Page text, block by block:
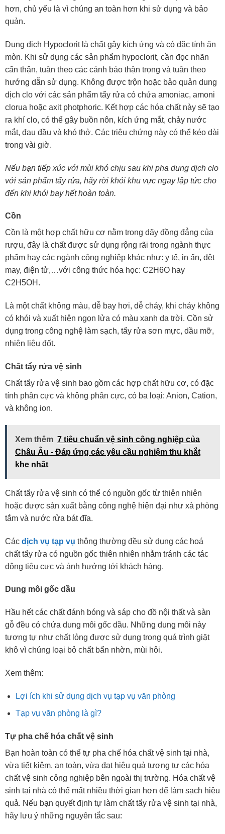
hơn, chủ yếu là vì chúng an toàn hơn khi sử dụng và bảo
quản.
Dung dịch Hypoclorit là chất gây kích ứng và có đặc tính ăn
mòn. Khi sử dụng các sản phẩm hypoclorit, cần đọc nhãn
cẩn thận, tuân theo các cảnh báo thận trọng và tuân theo
hướng dẫn sử dụng. Không được trộn hoặc bảo quản dung
dịch clo với các sản phẩm tẩy rửa có chứa amoniac, amoni
clorua hoặc axit photphoric. Kết hợp các hóa chất này sẽ tạo
ra khí clo, có thể gây buồn nôn, kích ứng mắt, chảy nước
mắt, đau đầu và khó thở. Các triệu chứng này có thể kéo dài
trong vài giờ.
Nếu bạn tiếp xúc với mùi khó chịu sau khi pha dung dịch clo
với sản phẩm tẩy rửa, hãy rời khỏi khu vực ngay lập tức cho
đến khi khói bay hết hoàn toàn.
Cồn
Cồn là một hợp chất hữu cơ nằm trong dãy đồng đẳng của
rượu, đây là chất được sử dụng rộng rãi trong ngành thực
phẩm hay các ngành công nghiệp khác như: y tế, in ấn, dệt
may, điện tử,…với công thức hóa học: C2H6O hay
C2H5OH.
Là một chất không màu, dễ bay hơi, dễ cháy, khi cháy không
có khói và xuất hiện ngọn lửa có màu xanh da trời. Cồn sử
dụng trong công nghệ làm sạch, tẩy rửa sơn mực, dầu mỡ,
nhiên liệu đốt.
Chất tẩy rửa vệ sinh
Chất tẩy rửa vệ sinh bao gồm các hợp chất hữu cơ, có đặc
tính phân cực và không phân cực, có ba loại: Anion, Cation,
và không ion.
Xem thêm 7 tiêu chuẩn vệ sinh công nghiệp của
Châu Âu - Đáp ứng các yêu cầu nghiệm thu khắt
khe nhất
Chất tẩy rửa vệ sinh có thể có nguồn gốc từ thiên nhiên
hoặc được sản xuất bằng công nghệ hiện đại như xà phòng
tắm và nước rửa bát đĩa.
Các dịch vụ tạp vụ thông thường đều sử dụng các hoá
chất tẩy rửa có nguồn gốc thiên nhiên nhằm tránh các tác
động tiêu cực và ảnh hưởng tới khách hàng.
Dung môi gốc dầu
Hầu hết các chất đánh bóng và sáp cho đồ nội thất và sàn
gỗ đều có chứa dung môi gốc dầu. Những dung môi này
tương tự như chất lỏng được sử dụng trong quá trình giặt
khô vì chúng loại bỏ chất bẩn nhờn, mùi hôi.
Xem thêm:
Lợi ích khi sử dụng dịch vụ tạp vụ văn phòng
Tạp vụ văn phòng là gì?
Tự pha chế hóa chất vệ sinh
Bạn hoàn toàn có thể tự pha chế hóa chất vệ sinh tại nhà,
vừa tiết kiệm, an toàn, vừa đạt hiệu quả tương tự các hóa
chất vệ sinh công nghiệp bên ngoài thị trường. Hóa chất vệ
sinh tại nhà có thể mất nhiều thời gian hơn để làm sạch hiệu
quả. Nếu bạn quyết định tự làm chất tẩy rửa vệ sinh tại nhà,
hãy lưu ý những nguyên tắc sau: